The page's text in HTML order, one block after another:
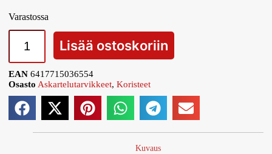
Varastossa
Lisää ostoskoriin
EAN6417715036554
Osasto Askartelutarvikkeet,Koristeet
Kuvaus